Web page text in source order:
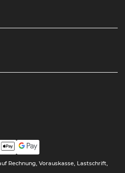
Rechnung, Vorauskasse, Lastschrift,